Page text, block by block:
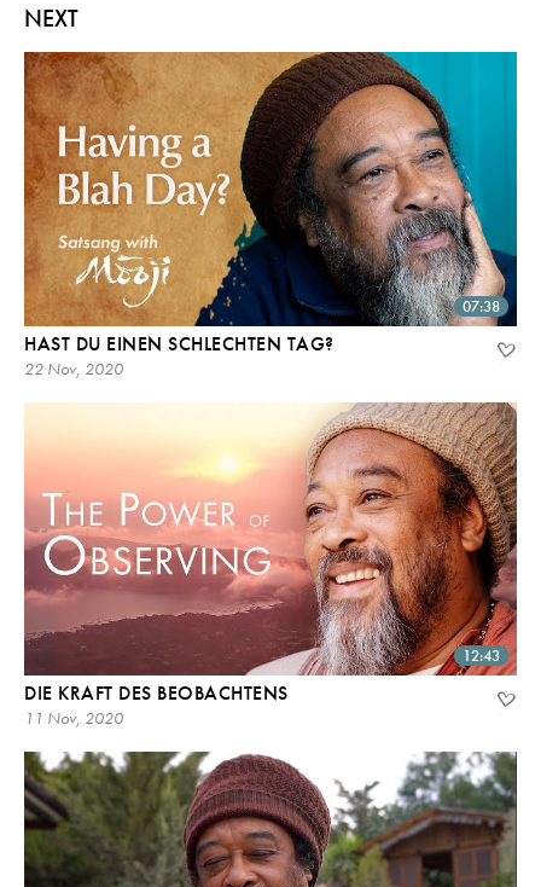
NEXT
07:38
HAST DU EINEN SCHLECHTEN TAG?
22 Nov, 2020
12:43
DIE KRAFT DES BEOBACHTENS
11 Nov, 2020